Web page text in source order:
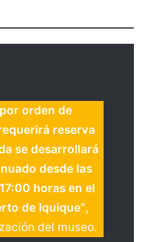
orden de
reserva
se desarrollará
desde las
horas en el
de Iquique”,
del museo.